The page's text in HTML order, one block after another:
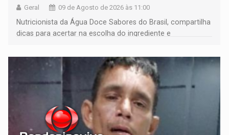
Geral 09 de Agosto de 2026 às 11:00
Nutricionista da Água Doce Sabores do Brasil, compartilha
dicas para acertar na escolha do ingrediente e